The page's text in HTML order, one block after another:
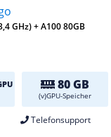
GHz) + A100 80GB
80 GB
(v)GPU-Speicher
Telefonsupport